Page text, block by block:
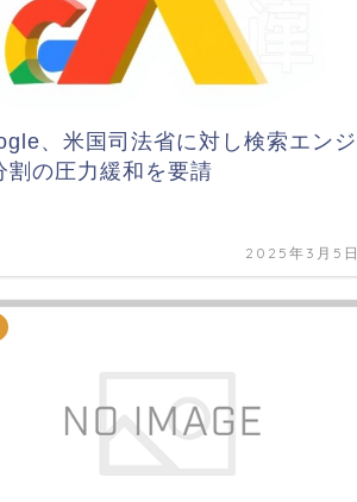
、米国司法省に対し検索エンジ
割の圧力緩和を要請
2025年3月5日